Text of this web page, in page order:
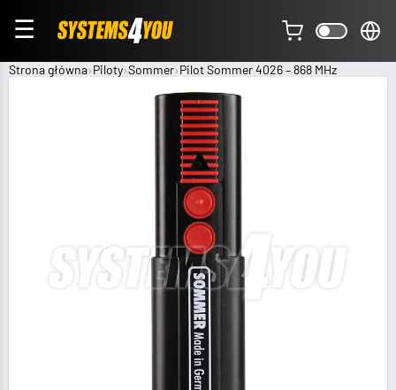
☰
Strona główna Piloty Sommer Pilot Sommer 4026 – 868 MHz